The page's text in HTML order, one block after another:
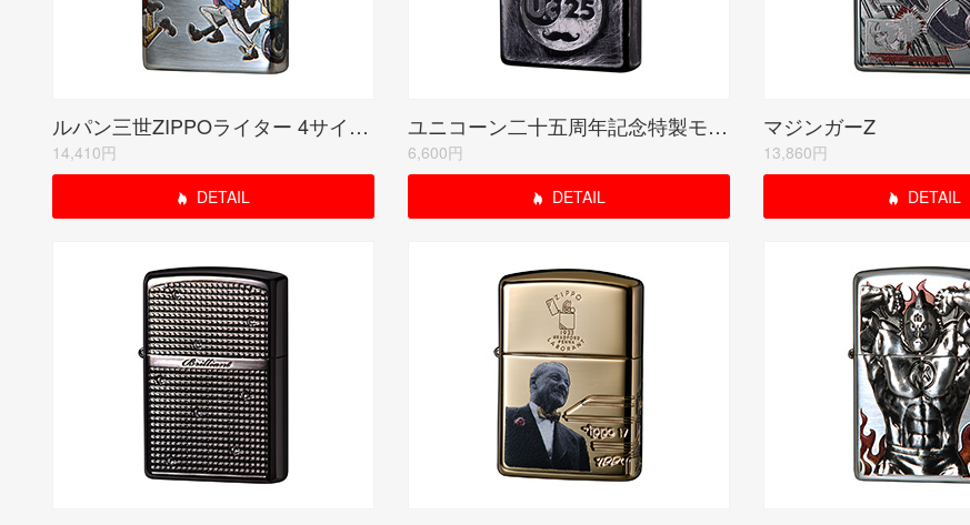
ルパン三世ZIPPOライター 4サイド・チェイス
14,410円
DETAIL
ユニコーン二十五周年記念特製モデル(受注生産限定品)
6,600円
DETAIL
マジンガーZ
13,860円
DETAIL